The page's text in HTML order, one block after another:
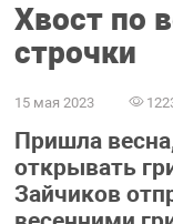
Хвост по
строчки
15 мая 2023
Пришла
открывать
Зайчиков